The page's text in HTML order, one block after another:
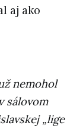
aj ako
nemohol
sálovom
„lige